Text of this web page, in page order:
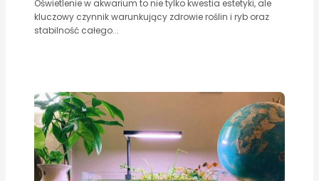
Oświetlenie w akwarium to nie tylko kwestia estetyki, ale
kluczowy czynnik warunkujący zdrowie roślin i ryb oraz
stabilność całego...